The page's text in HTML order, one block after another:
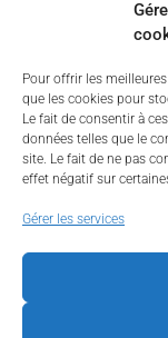
Pour offrir les
que les cookies pour
Le fait de consentir à
données telles que le
site. Le fait de ne pas
effet négatif sur
Gérer les services